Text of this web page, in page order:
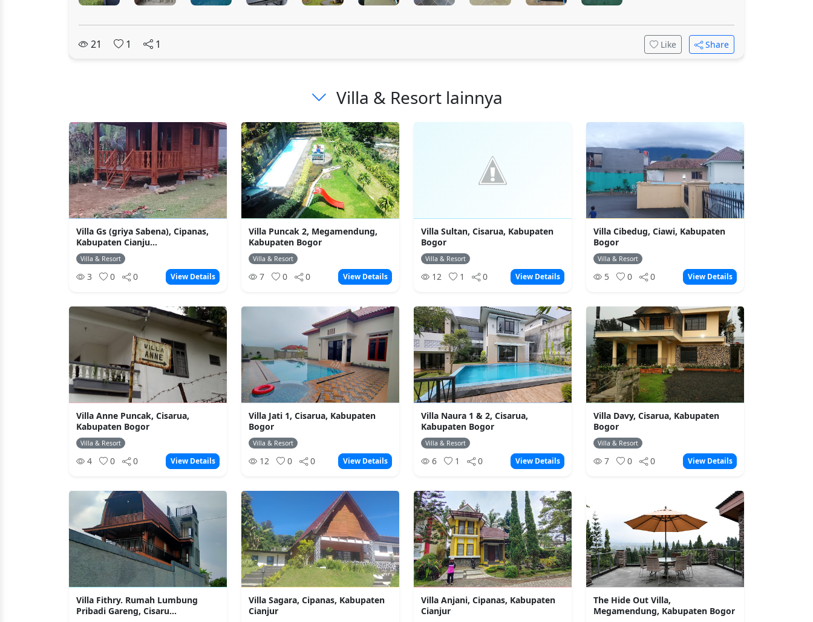
21 1 1 Like Share
Villa & Resort lainnya
Villa Gs (griya Sabena), Cipanas,
Kabupaten Cianju...
Villa & Resort
3 0 0 View Details
Villa Puncak 2, Megamendung,
Kabupaten Bogor
Villa & Resort
7 0 0 View Details
Villa Sultan, Cisarua, Kabupaten
Bogor
Villa & Resort
12 1 0 View Details
Villa Cibedug, Ciawi, Kabupaten
Bogor
Villa & Resort
5 0 0 View Details
Villa Anne Puncak, Cisarua,
Kabupaten Bogor
Villa & Resort
4 0 0 View Details
Villa Jati 1, Cisarua, Kabupaten
Bogor
Villa & Resort
12 0 0 View Details
Villa Naura 1 & 2, Cisarua,
Kabupaten Bogor
Villa & Resort
6 1 0 View Details
Villa Davy, Cisarua, Kabupaten
Bogor
Villa & Resort
7 0 0 View Details
Villa Fithry. Rumah Lumbung
Pribadi Gareng, Cisaru...
Villa Sagara, Cipanas, Kabupaten
Cianjur
Villa Anjani, Cipanas, Kabupaten
Cianjur
The Hide Out Villa,
Megamendung, Kabupaten Bogor